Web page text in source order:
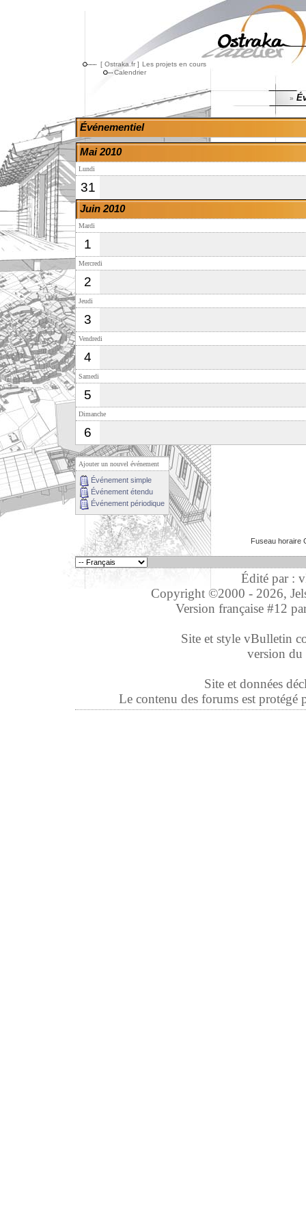
[ Ostraka.fr ] Les projets en cours
Calendrier
»
Événementiel
Mai 2010
Lundi
31
Juin 2010
Mardi
1
Mercredi
2
Jeudi
3
Vendredi
4
Samedi
5
Dimanche
6
Ajouter un nouvel événement
Événement simple
Événement étendu
Événement périodique
Fuseau horaire
Édité par :
Copyright ©2000 - 2026,
Version française #12
Site et style vBulletin
version
Site et données
Le contenu des forums est protégé